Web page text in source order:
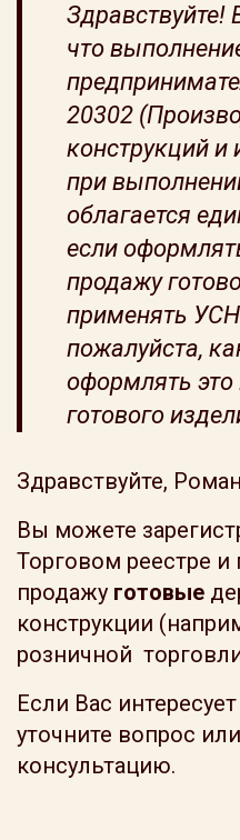
Здравствуйте!
что
20302
конструкций и
при
облагается
если
продажу
применять
пожалуйста,
оформлять
готового
Здравствуйте,
Вы можете
Торговом реестре и
продажу готовые
конструкции
розничной
Если Вас
уточните вопрос
консультацию.